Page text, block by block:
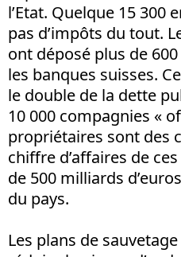
l’Etat. Quelque 15 300
pas d’impôts du tout.
ont déposé plus de
les banques suisses.
le double de la dette
10 000 compagnies «
propriétaires sont des
chiffre d’affaires de
de 500 milliards
du pays.
Les plans de